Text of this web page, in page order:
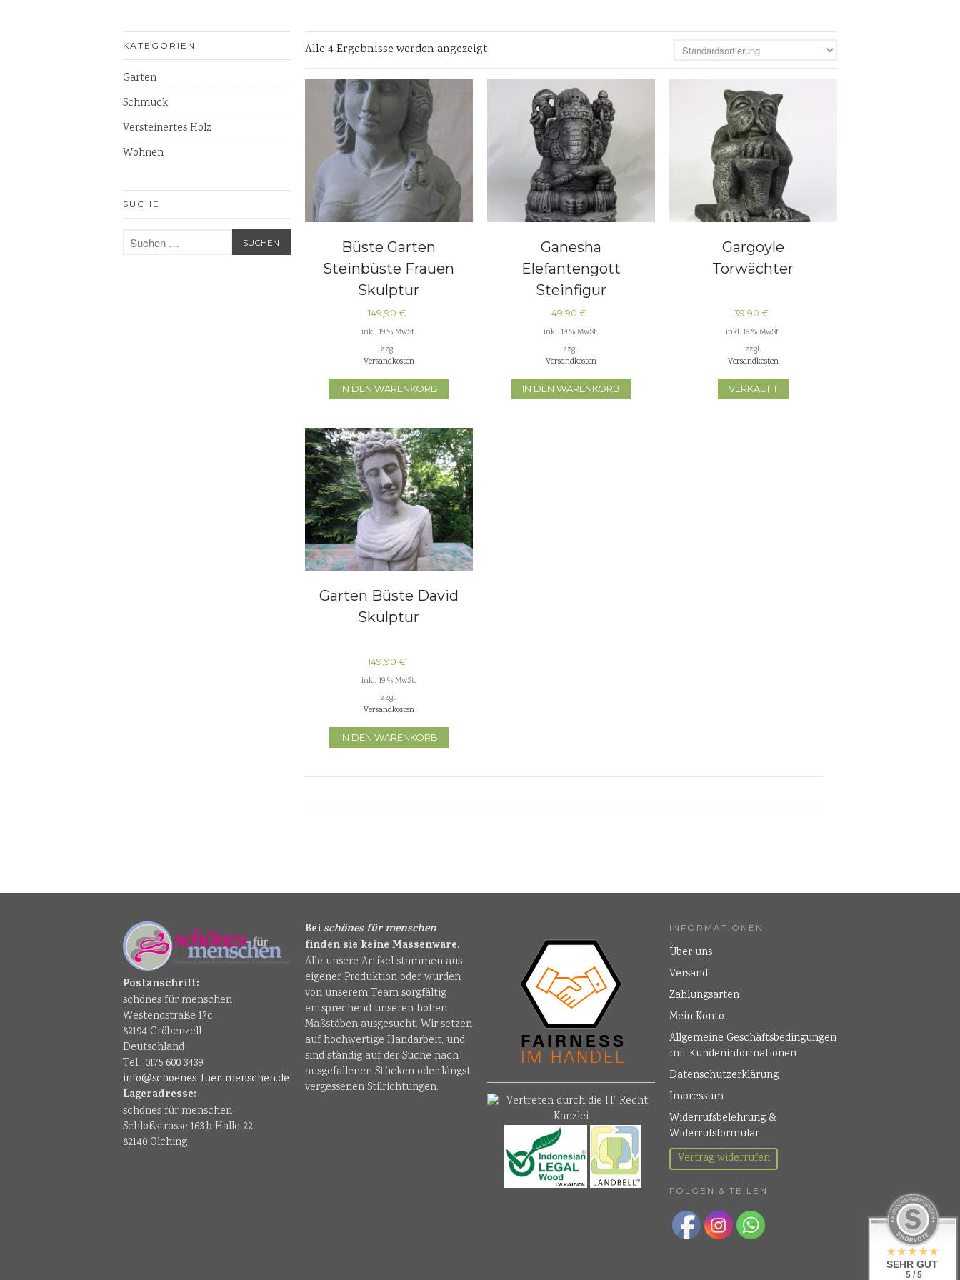
Steinschalen
Versteinertes Holz
KATEGORIEN
Garten
Schmuck
Versteinertes Holz
Wohnen
SUCHE
Alle 4 Ergebnisse werden angezeigt
Büste Garten
Steinbüste Frauen
Skulptur
149,90€
inkl. 19 % MwSt.
zzgl.
Versandkosten
IN DEN WARENKORB
Ganesha
Elefantengott
Steinfigur
Skulpturen
49,90€
inkl. 19 % MwSt.
zzgl.
Versandkosten
IN DEN WARENKORB
Gargoyle
Torwächter
39,90€
inkl. 19 % MwSt.
zzgl.
Versandkosten
VERKAUFT
Garten Büste David
Skulptur
149,90€
inkl. 19 % MwSt.
zzgl.
Versandkosten
IN DEN WARENKORB
Postanschrift:
schönes für menschen
Westendstraße 17c
82194 Gröbenzell
Deutschland
Tel.: 0175 600 3439
info@schoenes-fuer-menschen.de
Lageradresse:
schönes für menschen
Schloßstrasse 163 b Halle 22
82140 Olching
Beischönes für menschen
finden sie keine Massenware.
Alle unsere Artikel stammen aus
eigener Produktion oder wurden
von unserem Team sorgfältig
entsprechend unseren hohen
Maßstäben ausgesucht. Wir setzen
auf hochwertige Handarbeit, und
sind ständig auf der Suche nach
ausgefallenen Stücken oder längst
vergessenen Stilrichtungen.
INFORMATIONEN
Über uns
Versand
Zahlungsarten
Mein Konto
Allgemeine Geschäftsbedingungen
mit Kundeninformationen
Datenschutzerklärung
Impressum
Widerrufsbelehrung &
Widerrufsformular
Vertrag widerrufen
FOLGEN & TEILEN
SEHR GUT
5 / 5